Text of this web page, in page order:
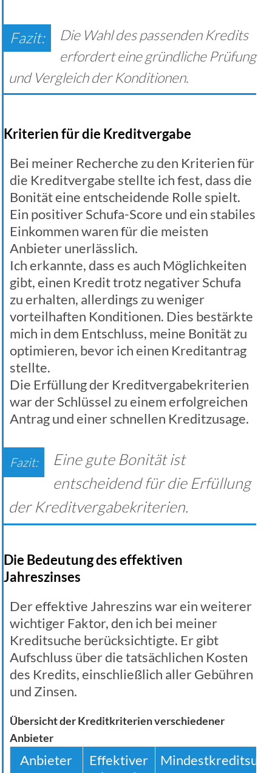
Die Wahl des passenden Kredits
erfordert eine gründliche Prüfung
und Vergleich der Konditionen.
Kriterien für die Kreditvergabe
Bei meiner Recherche zu den Kriterien für
die Kreditvergabe stellte ich fest, dass die
Bonität eine entscheidende Rolle spielt.
Ein positiver Schufa-Score und ein stabiles
Einkommen waren für die meisten
Anbieter unerlässlich.
Ich erkannte, dass es auch Möglichkeiten
gibt, einen Kredit trotz negativer Schufa
zu erhalten, allerdings zu weniger
vorteilhaften Konditionen. Dies bestärkte
mich in dem Entschluss, meine Bonität zu
optimieren, bevor ich einen Kreditantrag
stellte.
Die Erfüllung der Kreditvergabekriterien
war der Schlüssel zu einem erfolgreichen
Antrag und einer schnellen Kreditzusage.
Eine gute Bonität ist
entscheidend für die Erfüllung
der Kreditvergabekriterien.
Die Bedeutung des effektiven
Jahreszinses
Der effektive Jahreszins war ein weiterer
wichtiger Faktor, den ich bei meiner
Kreditsuche berücksichtigte. Er gibt
Aufschluss über die tatsächlichen Kosten
des Kredits, einschließlich aller Gebühren
und Zinsen.
Übersicht der Kreditkriterien verschiedener
Anbieter
Anbieter
Effektiver